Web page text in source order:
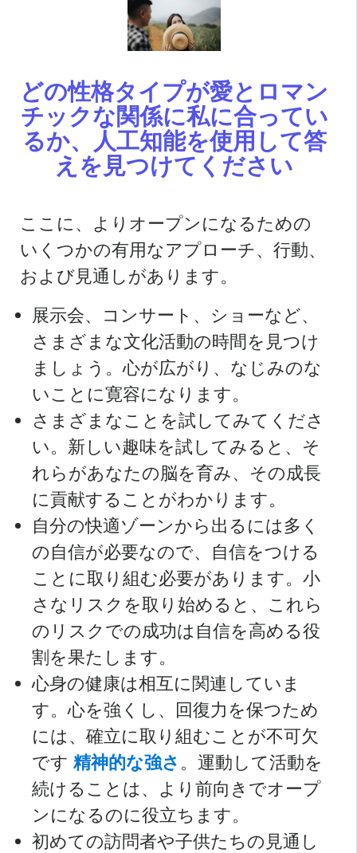
どの性格タイプが愛とロマン
チックな関係に私に合ってい
るか、人工知能を使用して答
えを見つけてください
ここに、よりオープンになるための
いくつかの有用なアプローチ、行動、
および見通しがあります。
展示会、コンサート、ショーなど、
さまざまな文化活動の時間を見つけ
ましょう。心が広がり、なじみのな
いことに寛容になります。
さまざまなことを試してみてくださ
い。新しい趣味を試してみると、そ
れらがあなたの脳を育み、その成長
に貢献することがわかります。
自分の快適ゾーンから出るには多く
の自信が必要なので、自信をつける
ことに取り組む必要があります。小
さなリスクを取り始めると、これら
のリスクでの成功は自信を高める役
割を果たします。
心身の健康は相互に関連していま
す。心を強くし、回復力を保つため
には、確立に取り組むことが不可欠
です 精神的な強さ 。運動して活動を
続けることは、より前向きでオープ
ンになるのに役立ちます。
初めての訪問者や子供たちの見通し